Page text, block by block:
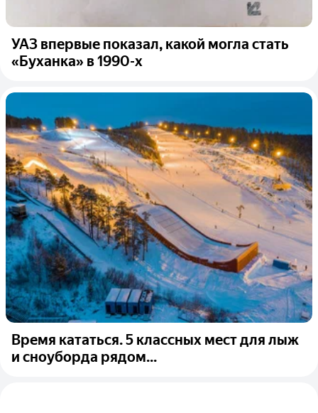
УАЗ впервые показал, какой могла стать
«Буханка» в 1990-х
Время кататься. 5 классных мест для лыж
и сноуборда рядом...